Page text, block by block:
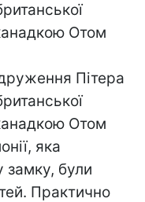
Отом
Пітера
Отом
яка
замку, були
Практично